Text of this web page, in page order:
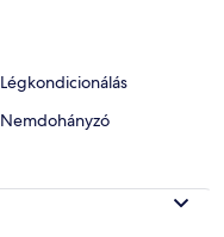
Légkondicionálás
Nemdohányzó